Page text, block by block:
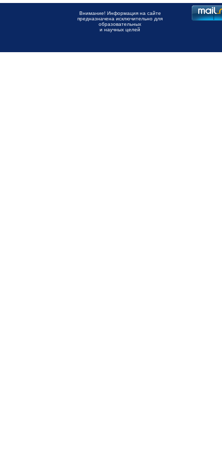
Внимание! Информация на сайте
предназначена исключительно для
образовательных
и научных целей